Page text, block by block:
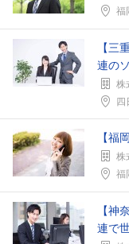
福
【三
連の
株
四
【福
株
福
【神
連で